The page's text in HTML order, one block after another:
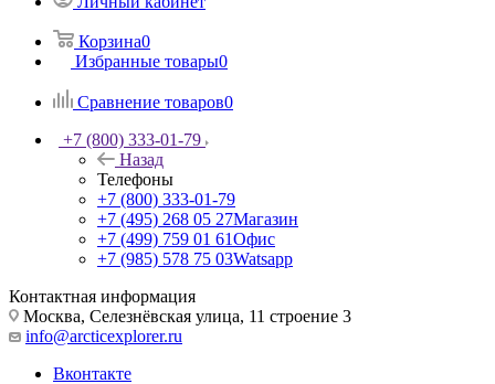
Корзина0
Избранные товары0
Сравнение товаров0
+7 (800) 333-01-79
Назад
Телефоны
+7 (800) 333-01-79
+7 (495) 268 05 27Магазин
+7 (499) 759 01 61Офис
+7 (985) 578 75 03Watsapp
Контактная информация
Москва, Селезнёвская улица, 11 строение 3
info@arcticexplorer.ru
Вконтакте